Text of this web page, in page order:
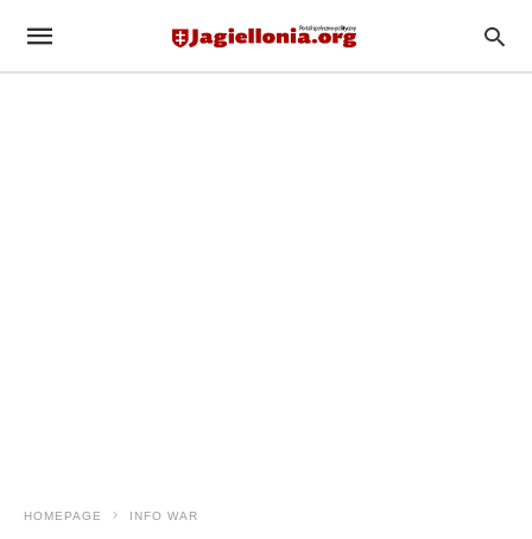
HOMEPAGE INFO WAR